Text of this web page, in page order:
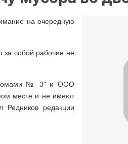
на очередную
за собой рабочие не
домами № 3" и ООО
месте и не имеют
редакции